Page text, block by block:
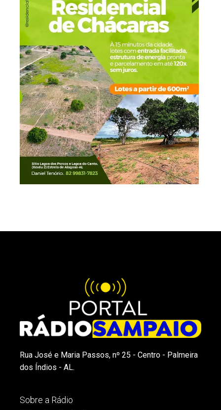
Rua José e Maria Passos, nº 25 - Centro - Palmeira
dos Índios - AL.
Sobre a Rádio